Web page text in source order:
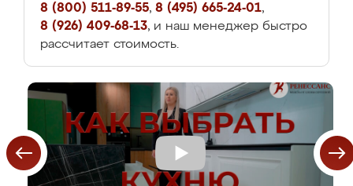
8 (800) 511-89-55, 8 (495) 665-24-01,
8 (926) 409-68-13, и наш менеджер быстро
рассчитает стоимость.